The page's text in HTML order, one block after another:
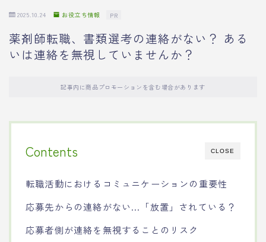
2025.10.24 お役立ち情報 PR
薬剤師転職、書類選考の連絡がない？ ある
いは連絡を無視していませんか？
記事内に商品プロモーションを含む場合があります
CLOSE
Contents
転職活動におけるコミュニケーションの重要性
応募先からの連絡がない…「放置」されている？
応募者側が連絡を無視することのリスク